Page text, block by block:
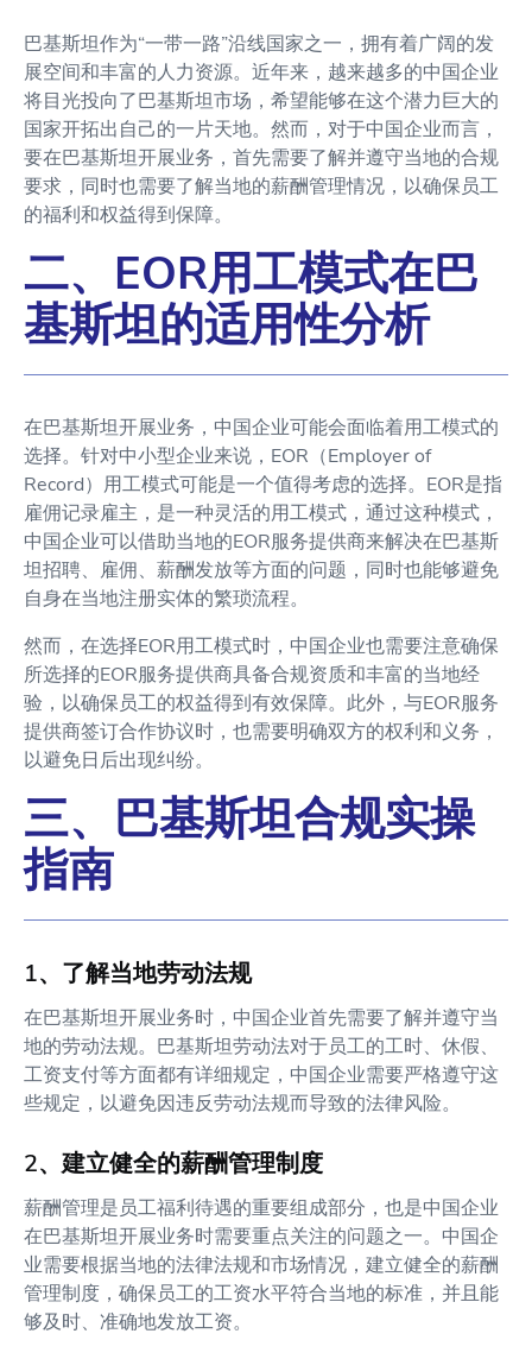
巴基斯坦作为“一带一路”沿线国家之一，拥有着广阔的发
展空间和丰富的人力资源。近年来，越来越多的中国企业
将目光投向了巴基斯坦市场，希望能够在这个潜力巨大的
国家开拓出自己的一片天地。然而，对于中国企业而言，
要在巴基斯坦开展业务，首先需要了解并遵守当地的合规
要求，同时也需要了解当地的薪酬管理情况，以确保员工
的福利和权益得到保障。
二、EOR用工模式在巴
基斯坦的适用性分析
在巴基斯坦开展业务，中国企业可能会面临着用工模式的
选择。针对中小型企业来说，EOR（Employer of
Record）用工模式可能是一个值得考虑的选择。EOR是指
雇佣记录雇主，是一种灵活的用工模式，通过这种模式，
中国企业可以借助当地的EOR服务提供商来解决在巴基斯
坦招聘、雇佣、薪酬发放等方面的问题，同时也能够避免
自身在当地注册实体的繁琐流程。
然而，在选择EOR用工模式时，中国企业也需要注意确保
所选择的EOR服务提供商具备合规资质和丰富的当地经
验，以确保员工的权益得到有效保障。此外，与EOR服务
提供商签订合作协议时，也需要明确双方的权利和义务，
以避免日后出现纠纷。
三、巴基斯坦合规实操
指南
1、了解当地劳动法规
在巴基斯坦开展业务时，中国企业首先需要了解并遵守当
地的劳动法规。巴基斯坦劳动法对于员工的工时、休假、
工资支付等方面都有详细规定，中国企业需要严格遵守这
些规定，以避免因违反劳动法规而导致的法律风险。
2、建立健全的薪酬管理制度
薪酬管理是员工福利待遇的重要组成部分，也是中国企业
在巴基斯坦开展业务时需要重点关注的问题之一。中国企
业需要根据当地的法律法规和市场情况，建立健全的薪酬
管理制度，确保员工的工资水平符合当地的标准，并且能
够及时、准确地发放工资。